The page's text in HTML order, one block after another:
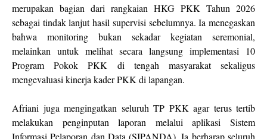
merupakan bagian dari rangkaian HKG PKK Tahun 2026
sebagai tindak lanjut hasil supervisi sebelumnya. Ia menegaskan
bahwa monitoring bukan sekadar kegiatan seremonial,
melainkan untuk melihat secara langsung implementasi 10
Program Pokok PKK di tengah masyarakat sekaligus
mengevaluasi kinerja kader PKK di lapangan.
Afriani juga mengingatkan seluruh TP PKK agar terus tertib
melakukan penginputan laporan melalui aplikasi Sistem
Informasi Pelaporan dan Data (SIPANDA). Ia berharap seluruh